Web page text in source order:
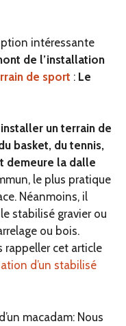
intéressante
de l’installation
de sport : Le
installer un terrain de
basket, du tennis,
demeure la dalle
le plus pratique
Néanmoins, il
stabilisé gravier ou
ou bois.
rappeller cet article
d’un stabilisé
macadam: Nous